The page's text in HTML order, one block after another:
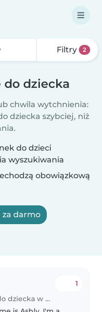
Filtry 2
dziecka
chwila wytchnienia:
dziecka szybciej, niż
do dzieci
wyszukiwania
obowiązkową
za darmo
Opiekunka do dziecka w Gdańsk
1